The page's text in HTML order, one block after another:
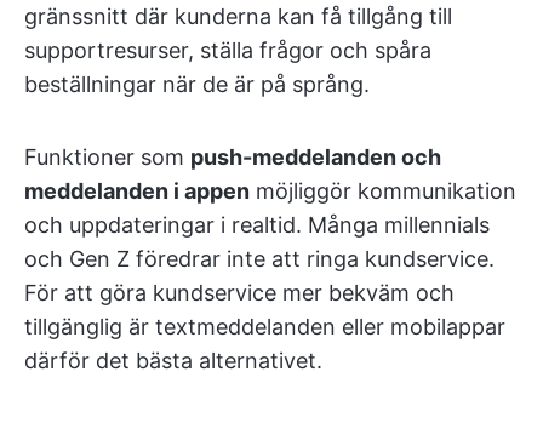
gränssnitt där kunderna kan få tillgång till
supportresurser, ställa frågor och spåra
beställningar när de är på språng.
Funktioner som push-meddelanden och
meddelanden i appen möjliggör kommunikation
och uppdateringar i realtid. Många millennials
och Gen Z föredrar inte att ringa kundservice.
För att göra kundservice mer bekväm och
tillgänglig är textmeddelanden eller mobilappar
därför det bästa alternativet.